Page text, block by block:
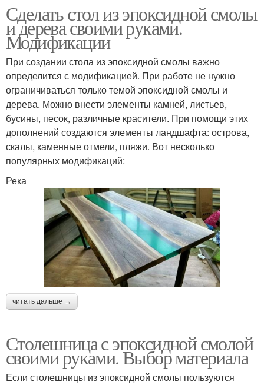
Сделать стол из эпоксидной смолы
и дерева своими руками.
Модификации
При создании стола из эпоксидной смолы важно
определится с модификацией. При работе не нужно
ограничиваться только темой эпоксидной смолы и
дерева. Можно внести элементы камней, листьев,
бусины, песок, различные красители. При помощи этих
дополнений создаются элементы ландшафта: острова,
скалы, каменные отмели, пляжи. Вот несколько
популярных модификаций:
Река
читать дальше →
Столешница с эпоксидной смолой
своими руками. Выбор материала
Если столешницы из эпоксидной смолы пользуются